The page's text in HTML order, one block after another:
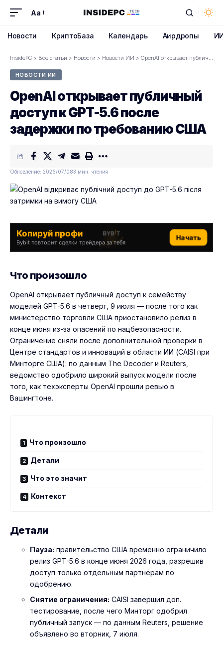
Font
Aa
Новости КриптоБаза Календарь Аирдропы
InsidePC > Все статьи > Новости > Новости ИИ > OpenAI открывает публичный доступ к GPT-5.6 после задержки по требованию США
НОВОСТИ ИИ
OpenAI открывает публичный
доступ к GPT-5.6 после
задержки по требованию США
Обновление: 2026/07/083 мин. чтения
Копируй профи
Bybit повторит сделки трейдера за тебя
Начать
Что произошло
OpenAI открывает публичный доступ к семейству
моделей GPT-5.6 в четверг, 9 июля — после того как
министерство торговли США приостановило релиз в
конце июня из-за опасений по нацбезопасности.
Ограничение сняли после дополнительной проверки в
Центре стандартов и инноваций в области ИИ (CAISI при
Минторге США): по данным The Decoder и Reuters,
ведомство одобрило широкий выпуск модели после
того, как техэксперты OpenAI прошли ревью в
Вашингтоне.
Что произошло
Детали
Что это значит
Контекст
Детали
Пауза: правительство США временно ограничило
релиз GPT-5.6 в конце июня 2026 года, разрешив
доступ только отдельным партнёрам по
одобрению.
Снятие ограничения: CAISI завершил доп.
тестирование, после чего Минторг одобрил
публичный запуск — по данным Reuters, решение
объявлено во вторник, 7 июля.